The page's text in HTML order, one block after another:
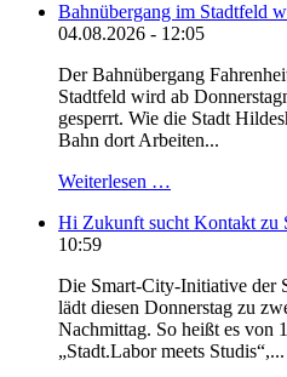
Bahnübergang im Stadtfeld
04.08.2026 - 12:05
Der Bahnübergang
Stadtfeld wird ab
gesperrt. Wie die Stadt
Bahn dort Arbeiten...
Weiterlesen …
Hi Zukunft sucht Kontakt zu
10:59
Die Smart-City-Initiative der
lädt diesen Donnerstag zu
Nachmittag. So heißt es von
„Stadt.Labor meets Studis“,...